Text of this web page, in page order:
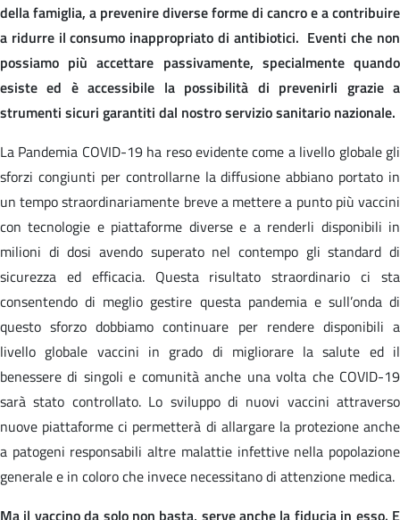
della famiglia, a prevenire diverse forme di cancro e a contribuire
a ridurre il consumo inappropriato di antibiotici. Eventi che non
possiamo più accettare passivamente, specialmente quando
esiste ed è accessibile la possibilità di prevenirli grazie a
strumenti sicuri garantiti dal nostro servizio sanitario nazionale.
La Pandemia COVID-19 ha reso evidente come a livello globale gli
sforzi congiunti per controllarne la diffusione abbiano portato in
un tempo straordinariamente breve a mettere a punto più vaccini
con tecnologie e piattaforme diverse e a renderli disponibili in
milioni di dosi avendo superato nel contempo gli standard di
sicurezza ed efficacia. Questa risultato straordinario ci sta
consentendo di meglio gestire questa pandemia e sull’onda di
questo sforzo dobbiamo continuare per rendere disponibili a
livello globale vaccini in grado di migliorare la salute ed il
benessere di singoli e comunità anche una volta che COVID-19
sarà stato controllato. Lo sviluppo di nuovi vaccini attraverso
nuove piattaforme ci permetterà di allargare la protezione anche
a patogeni responsabili altre malattie infettive nella popolazione
generale e in coloro che invece necessitano di attenzione medica.
Ma il vaccino da solo non basta, serve anche la fiducia in esso. E